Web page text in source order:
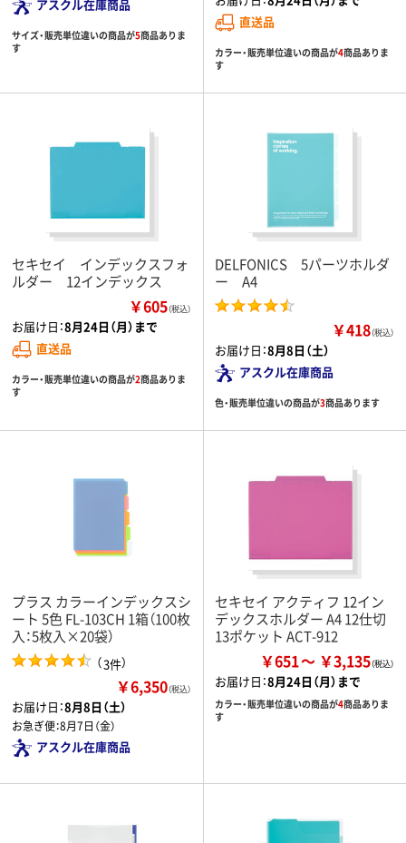
アスクル在庫商品
サイズ・販売単位違いの商品が5商品ありま
す
直送品
カラー・販売単位違いの商品が4商品ありま
す
セキセイ インデックスフォ
ルダー 12インデックス
￥605（税込）
お届け日：8月24日（月）まで
直送品
カラー・販売単位違いの商品が2商品ありま
す
DELFONICS 5パーツホルダ
ー A4
￥418（税込）
お届け日：8月8日（土）
アスクル在庫商品
色・販売単位違いの商品が3商品あります
プラス カラーインデックスシ
ート 5色 FL-103CH 1箱（100枚
入：5枚入×20袋）
（3件）
￥6,350（税込）
お届け日：8月8日（土）
お急ぎ便：8月7日（金）
アスクル在庫商品
セキセイ アクティフ 12イン
デックスホルダー A4 12仕切
13ポケット ACT-912
￥651 ￥3,135
お届け日：8月24日（月）まで
カラー・販売単位違いの商品が4商品ありま
す